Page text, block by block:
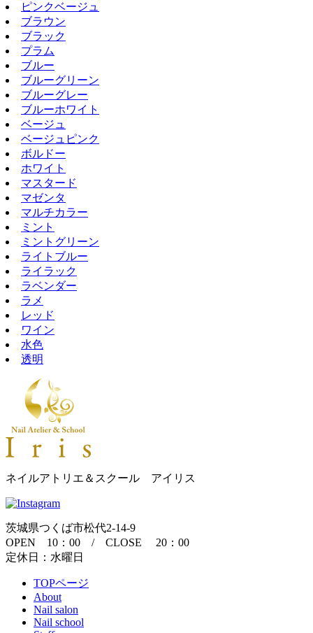
ピンクベージュ
ブラウン
ブラック
プラム
ブルー
ブルーグリーン
ブルーグレー
ブルーホワイト
ベージュ
ベージュピンク
ボルドー
ホワイト
マスタード
マゼンタ
マルチカラー
ミント
ミントグリーン
ライトブルー
ライラック
ラベンダー
ラメ
レッド
ワイン
水色
透明
ネイルアトリエ＆スクール アイリス
茨城県つくば市松代2-14-9
OPEN 10：00 / CLOSE 20：00
定休日：水曜日
TOPページ
About
Nail salon
Nail school